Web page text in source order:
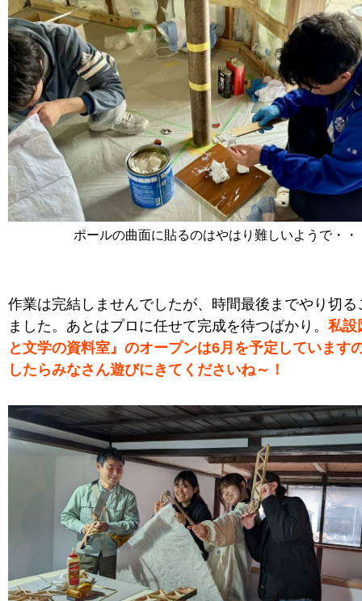
ポールの曲面に貼るのはやはり難しいようで・・
作業は完結しませんでしたが、時間最後までやり切る
ました。あとはプロに任せて完成を待つばかり。 私設
と文学の資料室』のオープンは6月を予定しています
したらみなさん遊びにきてくださいね～！